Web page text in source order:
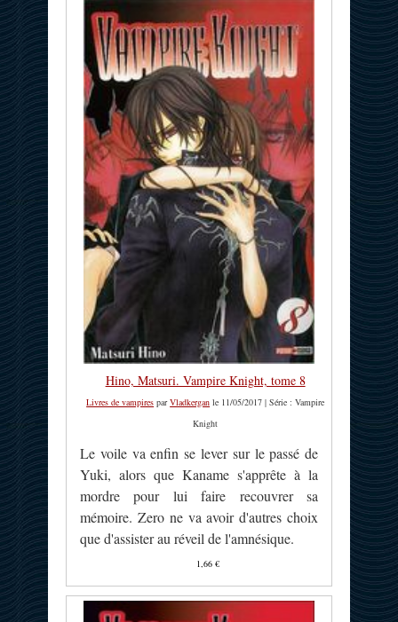
Hino, Matsuri. Vampire Knight, tome 8
Livres de vampires parVladkergan le 11/05/2017 | Série : Vampire
Knight
Le voile va enfin se lever sur le passé de
Yuki, alors que Kaname s'apprête à la
mordre pour lui faire recouvrer sa
mémoire. Zero ne va avoir d'autres choix
que d'assister au réveil de l'amnésique.
1,66 €